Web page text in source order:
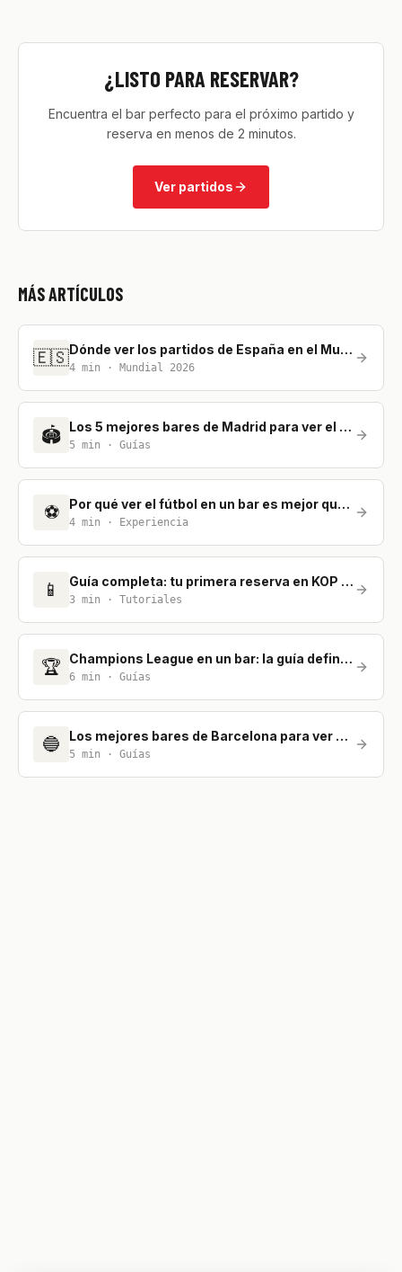
¿LISTO PARA RESERVAR?
Encuentra el bar perfecto para el próximo partido y
reserva en menos de 2 minutos.
Ver partidos
MÁS ARTÍCULOS
🇪🇸 Dónde ver los partidos de España en el Mundial 2026
4 min · Mundial 2026
🏟️ Los 5 mejores bares de Madrid para ver el fútbol
5 min · Guías
⚽ Por qué ver el fútbol en un bar es mejor que en casa
4 min · Experiencia
📱 Guía completa: tu primera reserva en KOP Stadium
3 min · Tutoriales
🏆 Champions League en un bar: la guía definitiva para no perderte nada
6 min · Guías
🔵 Los mejores bares de Barcelona para ver el fútbol
5 min · Guías